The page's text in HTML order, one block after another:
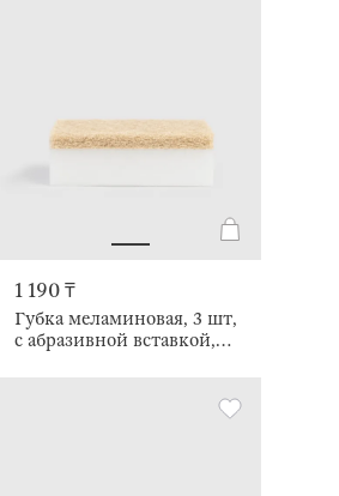
1 190 ₸
Губка меламиновая, 3 шт,
с абразивной вставкой,